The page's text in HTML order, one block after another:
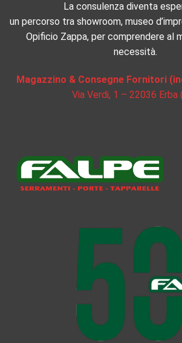
La consulenza diventa
un percorso tra showroom, museo
Opificio Zappa, per comprendere al
necessità.
Magazzino & Consegne Fornitori
Via Verdi, 1 – 22036 Erba